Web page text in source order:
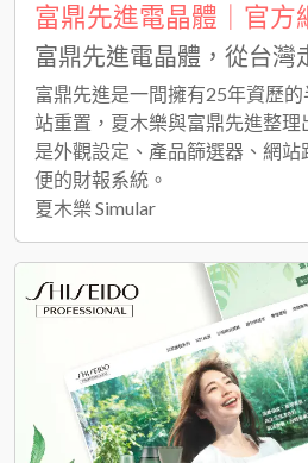
富鼎先進電晶體｜官方
富鼎先進電晶體，從台灣
富鼎先進是一間擁有25年資歷
站重置，夏木樂與富鼎先進整
是外觀設定、產品篩選器、網
便的財報系統。
夏木樂 Simular